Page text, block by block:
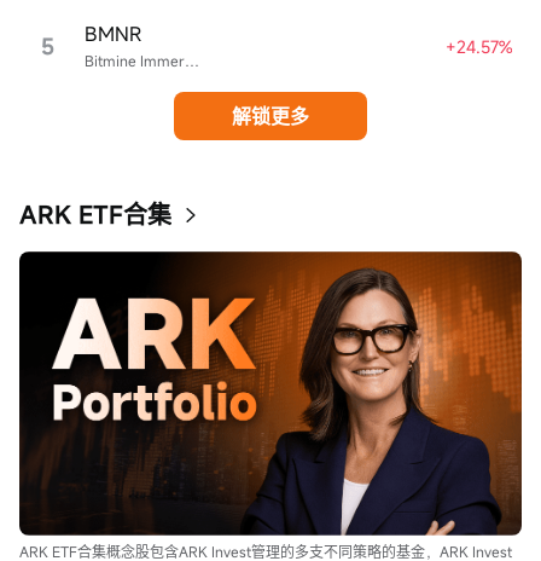
5 Bitmine Immersion Technologies
BMNR +24.57%
解锁更多
ARK ETF合集
ARK ETF合集概念股包含ARK Invest管理的多支不同策略的基金，ARK Invest